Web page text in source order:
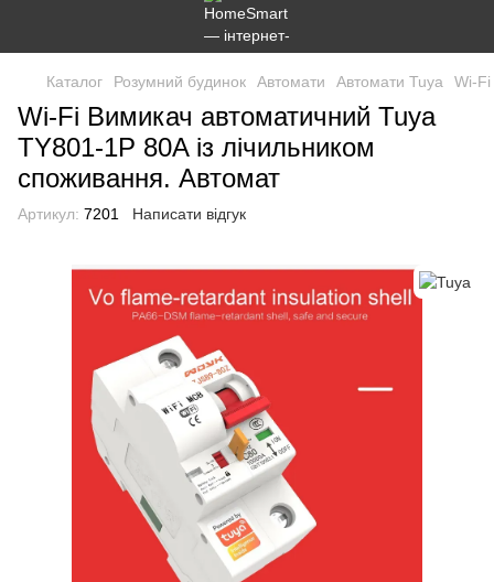
Каталог Розумний будинок Автомати Автомати Tuya Wi-Fi
Wi-Fi Вимикач автоматичний Tuya
TY801-1P 80A із лічильником
споживання. Автомат
Артикул: 7201 Написати відгук